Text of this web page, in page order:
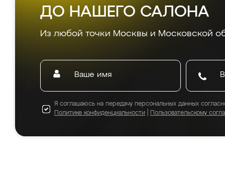
ДО НАШЕГО САЛОНА
Из любой точки Москвы и Московской
Я соглашаюсь на передачу персональных данных
Политике конфиденциальности
Пользовательскому